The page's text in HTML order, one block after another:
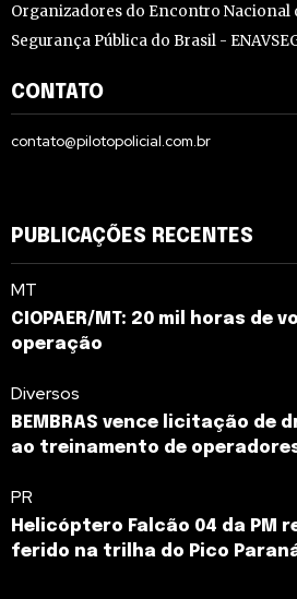
Organizadores do Encontro Nacional
Segurança Pública do Brasil -
CONTATO
contato@pilotopolicial.com.br
PUBLICAÇÕES RECENTES
MT
CIOPAER/MT: 20 mil horas de
operação
Diversos
BEMBRAS vence licitação de
ao treinamento de
PR
Helicóptero Falcão 04 da PM
ferido na trilha do Pico